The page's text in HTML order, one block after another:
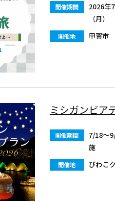
開催期間
2026年
（月）
開催地 甲賀市
ミシガンビア
開催期間
7/18～
施
開催地 びわこ